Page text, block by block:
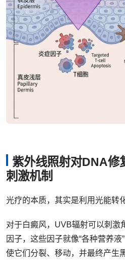
紫外线照射对DNA修
刺激机制
光疗的本质，其实是利用光能转
对于白癜风，UVB辐射可以刺激
因子，这些因子就像“各种营养
使它们分裂、移动，并最终产生